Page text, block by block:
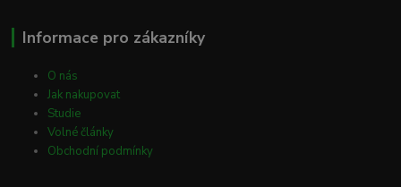
Informace pro zákazníky
O nás
Jak nakupovat
Studie
Volné články
Obchodní podmínky